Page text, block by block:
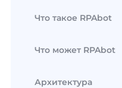
Что такое RPAbot
Что может RPAbot
Архитектура